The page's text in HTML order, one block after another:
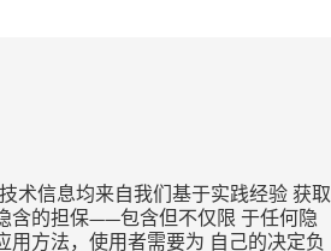
术信息均来自我们基于实践经验 获取
含的担保——包含但不仅限 于任何隐
方法，使用者需要为 自己的决定负